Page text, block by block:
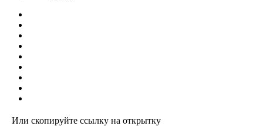
Или скопируйте ссылку на открытку